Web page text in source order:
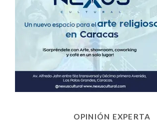
OPINIÓN EXPERTA